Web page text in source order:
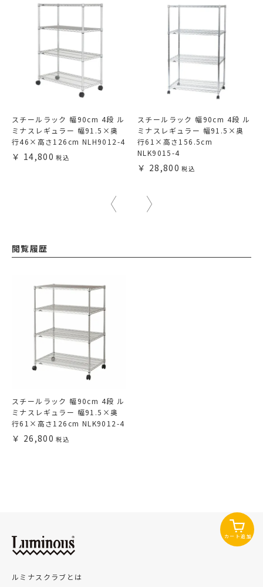
スチールラック 幅90cm 4段 ル
ミナスレギュラー 幅91.5×奥
行46×高さ126cm NLH9012-4
14,800
スチールラック 幅90cm 4段 ル
ミナスレギュラー 幅91.5×奥
行61×高さ156.5cm
NLK9015-4
28,800
閲覧履歴
スチールラック 幅90cm 4段 ル
ミナスレギュラー 幅91.5×奥
行61×高さ126cm NLK9012-4
26,800
カート追加
ルミナスクラブとは